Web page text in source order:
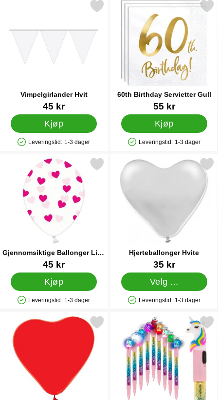
Vimpelgirlander Hvit
Varenummer 9983
45 kr
Kjøp
Produkttilgjengelighet: På lager
Leveringstid: 1-3 dager
Merk vimpelgirlander Hvit som favoritt
60th Birthday Servietter Gull
Varenummer 33112
55 kr
Kjøp
Produkttilgjengelighet: På lager
Leveringstid: 1-3 dager
Merk 60th Birthday
Gjennomsiktige Ballonger Lilla
Hjerter
Varenummer 14041
45 kr
Kjøp
Produkttilgjengelighet: På lager
Leveringstid: 1-3 dager
Merk gjennomsiktige Ballonger Lilla Hjerter som favoritt
Hjerteballonger Hvite
Varenummer 5033
35 kr
Velg ...
Produkttilgjengelighet: På lager
Leveringstid: 1-3 dager
Merk hjerteballonger
Merk hjerteformede Ballonger Røde som favorittMerk unicorn Penn med